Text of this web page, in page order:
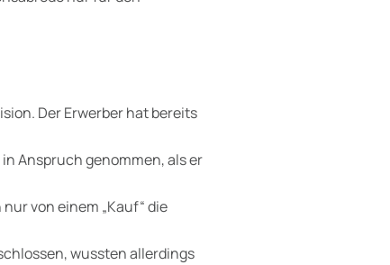
Der Erwerber hat bereits
Anspruch genommen, als er
von einem „Kauf“ die
wussten allerdings